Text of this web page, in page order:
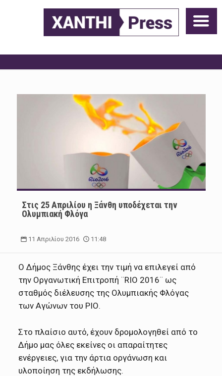
Στις 25 Απριλίου η Ξάνθη υποδέχεται την
Ολυμπιακή Φλόγα
11 Απριλίου 2016 11:48
Ο Δήμος Ξάνθης έχει την τιμή να επιλεγεί από
την Οργανωτική Επιτροπή ¨RIO 2016¨ ως
σταθμός διέλευσης της Ολυμπιακής Φλόγας
των Αγώνων του ΡΙΟ.
Στο πλαίσιο αυτό, έχουν δρομολογηθεί από το
Δήμο μας όλες εκείνες οι απαραίτητες
ενέργειες, για την άρτια οργάνωση και
υλοποίηση της εκδήλωσης.